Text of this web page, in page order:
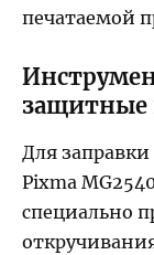
печатаемой
защитные
Для
Pixma
специально